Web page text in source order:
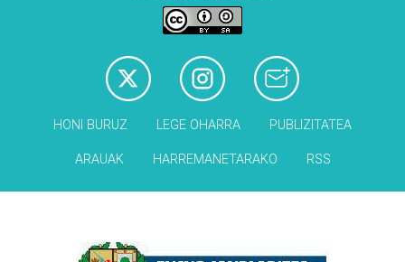
HONI BURUZ LEGE OHARRA PUBLIZITATEA
ARAUAK HARREMANETARAKO RSS